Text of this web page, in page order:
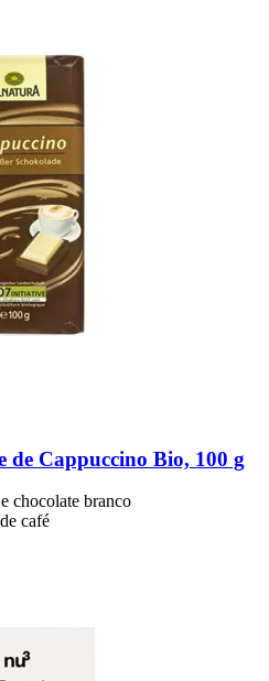
de Cappuccino Bio, 100 g
chocolate branco
café